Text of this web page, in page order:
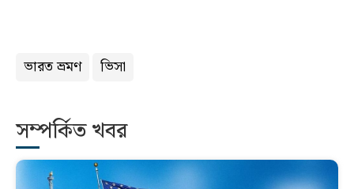
ভারত ভ্রমণ ভিসা
সম্পর্কিত খবর